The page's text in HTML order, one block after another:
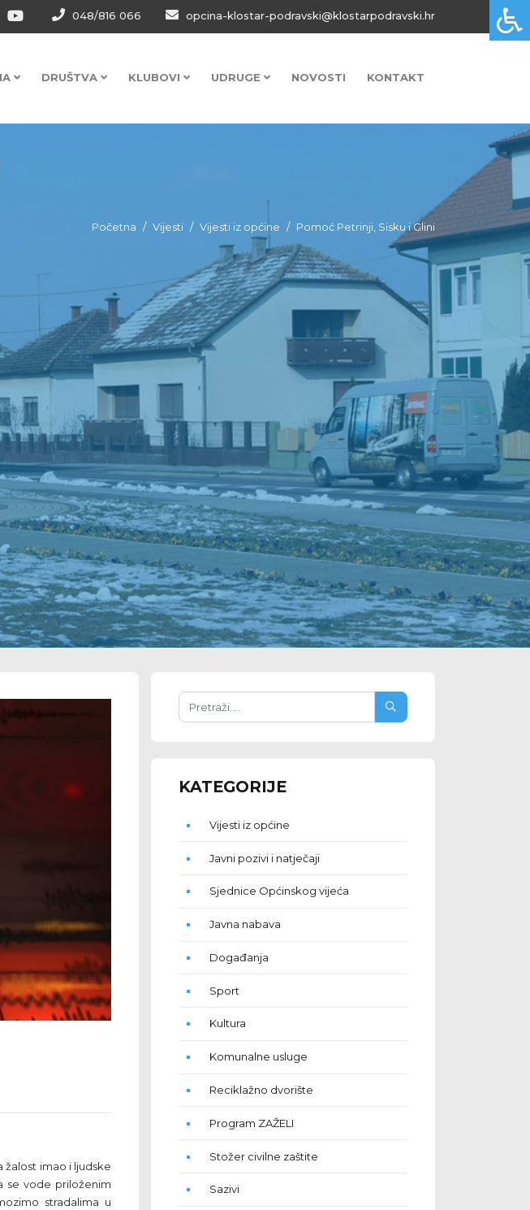
048/816 066 opcina-klostar-podravski@klostarpodravski.hr
DRUŠTVA KLUBOVI UDRUGE NOVOSTI KONTAKT
Početna Vijesti Vijesti iz općine Pomoć Petrinji, Sisku i Glini
imao i ljudske
se vode priloženim
stradalima u
KATEGORIJE
Vijesti iz općine
Javni pozivi i natječaji
Sjednice Općinskog vijeća
Javna nabava
Događanja
Sport
Kultura
Komunalne usluge
Reciklažno dvorište
Program ZAŽELI
Stožer civilne zaštite
Sazivi